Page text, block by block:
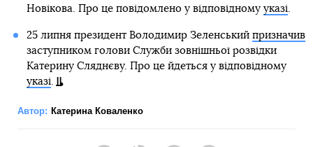
Новікова. Про це повідомлено у відповідному указі.
25 липня президент Володимир Зеленський призначив
заступником голови Служби зовнішньої розвідки
Катерину Сляднєву. Про це йдеться у відповідному
указі.
Автор: Катерина Коваленко